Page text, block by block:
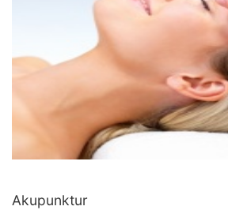
Akupunktur